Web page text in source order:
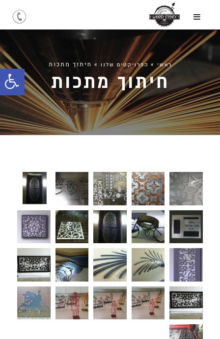
ראשי » הפרויקטים שלנו » חיתוך מתכות
חיתוך מתכות